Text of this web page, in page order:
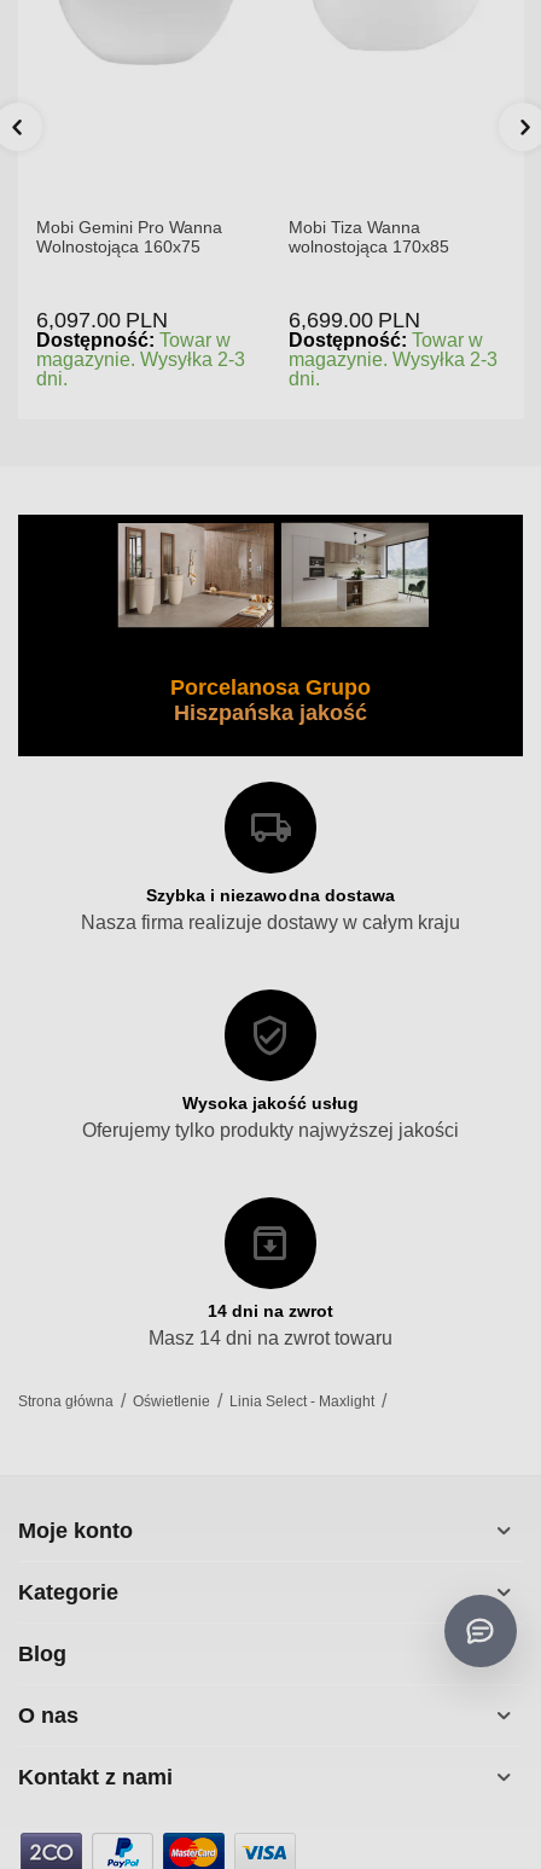
Mobi Gemini Pro Wanna
Wolnostojąca 160x75
6,097.00 PLN
Dostępność: Towar w
magazynie. Wysyłka 2-3
dni.
Mobi Tiza Wanna
wolnostojąca 170x85
6,699.00 PLN
Dostępność: Towar w
magazynie. Wysyłka 2-3
dni.
Porcelanosa Grupo
Hiszpańska jakość
Szybka i niezawodna dostawa
Nasza firma realizuje dostawy w całym kraju
Wysoka jakość usług
Oferujemy tylko produkty najwyższej jakości
14 dni na zwrot
Masz 14 dni na zwrot towaru
Strona główna / Oświetlenie / Linia Select - Maxlight /
Moje konto
Kategorie
Blog
O nas
Kontakt z nami